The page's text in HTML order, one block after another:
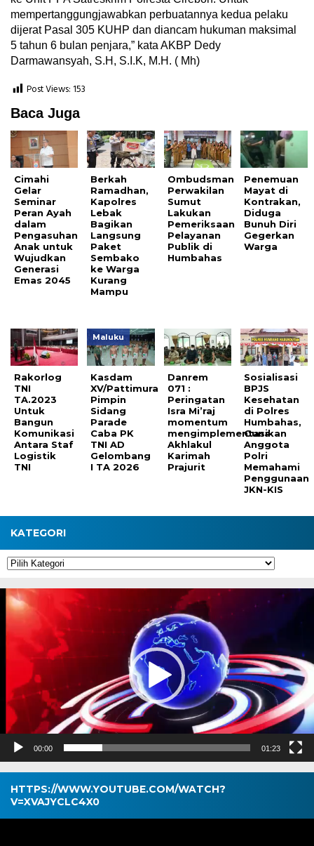
mempertanggungjawabkan perbuatannya kedua pelaku
dijerat Pasal 305 KUHP dan diancam hukuman maksimal
5 tahun 6 bulan penjara,” kata AKBP Dedy
Darmawansyah, S.H, S.I.K, M.H. ( Mh)
Post Views: 153
Baca Juga
Cimahi
Gelar
Seminar
Peran Ayah
dalam
Pengasuhan
Anak untuk
Wujudkan
Generasi
Emas 2045
Berkah
Ramadhan,
Kapolres
Lebak
Bagikan
Langsung
Paket
Sembako
ke Warga
Kurang
Mampu
Ombudsman
Perwakilan
Sumut
Lakukan
Pemeriksaan
Pelayanan
Publik di
Humbahas
Penemuan
Mayat di
Kontrakan,
Diduga
Bunuh Diri
Gegerkan
Warga
Rakorlog
TNI
TA.2023
Untuk
Bangun
Komunikasi
Antara Staf
Logistik
TNI
Maluku
Kasdam
XV/Pattimura
Pimpin
Sidang
Parade
Caba PK
TNI AD
Gelombang
I TA 2026
Danrem
071 :
Peringatan
Isra Mi’raj
momentum
mengimplementasikan
Akhlakul
Karimah
Prajurit
Sosialisasi
BPJS
Kesehatan
di Polres
Humbahas,
Guna
Anggota
Polri
Memahami
Penggunaan
JKN-KIS
KATEGORI
Kategori
Pemutar
Video
00:00 01:23
HTTPS://WWW.YOUTUBE.COM/WATCH?
V=XVAJYCLC4X0
Pemutar